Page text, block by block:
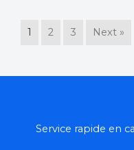
1 2 3 Next »
Service rapide en